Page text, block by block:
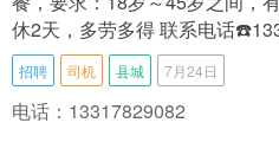
休2天，多劳多得 联系电话
招聘 司机 县城 7月24日
电话：13317829082